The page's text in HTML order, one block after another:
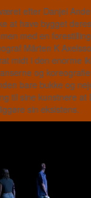
efter Danjel
at have bygget
med en
Mårten K
midt i den enorme
og
bare bukke og
til sine kunstnere at
sin eksistens.